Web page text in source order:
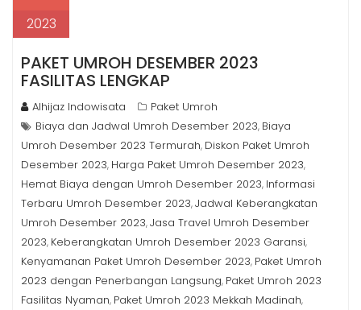
2023
PAKET UMROH DESEMBER 2023
FASILITAS LENGKAP
Alhijaz Indowisata
Paket Umroh
Biaya dan Jadwal Umroh Desember 2023, Biaya
Umroh Desember 2023 Termurah, Diskon Paket Umroh
Desember 2023, Harga Paket Umroh Desember 2023,
Hemat Biaya dengan Umroh Desember 2023, Informasi
Terbaru Umroh Desember 2023,Jadwal Keberangkatan
Umroh Desember 2023,Jasa Travel Umroh Desember
2023, Keberangkatan Umroh Desember 2023 Garansi,
Kenyamanan Paket Umroh Desember 2023, Paket Umroh
2023 dengan Penerbangan Langsung, Paket Umroh 2023
Fasilitas Nyaman, Paket Umroh 2023 Mekkah Madinah,